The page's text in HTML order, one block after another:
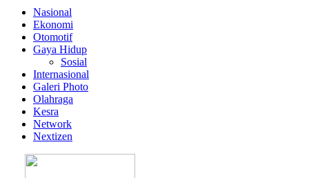
Nasional
Ekonomi
Otomotif
Gaya Hidup
Sosial
Internasional
Galeri Photo
Olahraga
Kesra
Network
Nextizen